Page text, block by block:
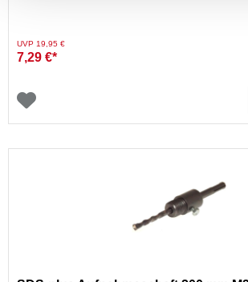
Preis reduziert von
UVP 19,95 €auf
7,29 €*